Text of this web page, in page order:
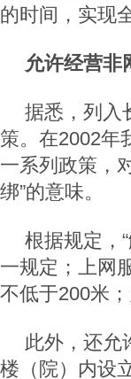
的时间，实现
允许经营非
据悉，列入
策。在2002年
一系列政策，
绑”的意味。
根据规定，
一规定；上网
不低于200米
此外，还允
楼（院）内设